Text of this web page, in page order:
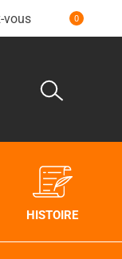
vous 0
HISTOIRE